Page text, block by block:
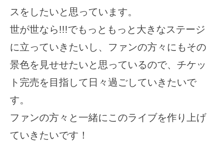
スをしたいと思っています。
世が世なら!!!でもっともっと大きなステージ
に立っていきたいし、ファンの方々にもその
景色を見せせたいと思っているので、チケッ
ト完売を目指して日々過ごしていきたいで
す。
ファンの方々と一緒にこのライブを作り上げ
ていきたいです！